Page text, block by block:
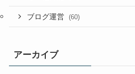
ブログ運営 (60)
アーカイブ